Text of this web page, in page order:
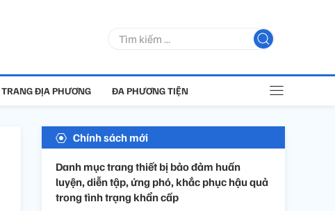
TRANG ĐỊA PHƯƠNG ĐA PHƯƠNG TIỆN
Chính sách mới
Danh mục trang thiết bị bảo đảm huấn
luyện, diễn tập, ứng phó, khắc phục hậu quả
trong tình trạng khẩn cấp